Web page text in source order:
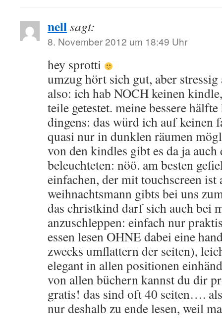
nellsagt:
8. November 2012 um 18:49 Uhr
hey sprotti
umzug hört sich gut, aber
also: ich hab NOCH keinen
teile getestet. meine bessere
dingens: das würd ich auf keinen
quasi nur in dunklen räumen
von den kindles gibt es da ja auch
beleuchteten: nöö. am besten
einfachen, der mit touchscreen ist
weihnachtsmann gibts bei uns
das christkind darf sich auch bei
anzuschleppen: einfach nur
essen lesen OHNE dabei eine
zwecks umflattern der seiten),
elegant in allen positionen
von allen büchern kannst du dir
gratis! das sind oft 40 seiten….
nur deshalb zu ende lesen, weil